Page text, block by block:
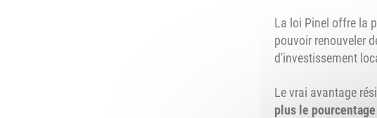
La loi Pinel offre la
pouvoir renouveler
d'investissement
Le vrai avantage
plus le